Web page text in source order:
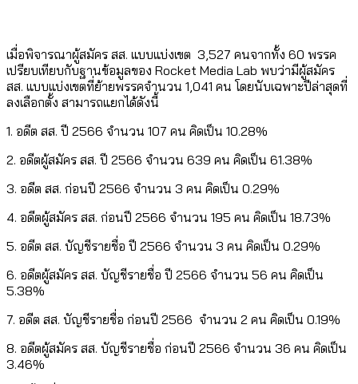
เมื่อพิจารณาผู้สมัคร สส. แบบแบ่งเขต 3,527 คนจากทั้ง 60 พรรค
เปรียบเทียบกับฐานข้อมูลของ Rocket Media Lab พบว่ามีผู้สมัคร
สส. แบบแบ่งเขตที่ย้ายพรรคจำนวน 1,041 คน โดยนับเฉพาะปีล่าสุดที่
ลงเลือกตั้ง สามารถแยกได้ดังนี้
1. อดีต สส. ปี 2566 จำนวน 107 คน คิดเป็น 10.28%
2. อดีตผู้สมัคร สส. ปี 2566 จำนวน 639 คน คิดเป็น 61.38%
3. อดีต สส. ก่อนปี 2566 จำนวน 3 คน คิดเป็น 0.29%
4. อดีตผู้สมัคร สส. ก่อนปี 2566 จำนวน 195 คน คิดเป็น 18.73%
5. อดีต สส. บัญชีรายชื่อ ปี 2566 จำนวน 3 คน คิดเป็น 0.29%
6. อดีตผู้สมัคร สส. บัญชีรายชื่อ ปี 2566 จำนวน 56 คน คิดเป็น
5.38%
7. อดีต สส. บัญชีรายชื่อ ก่อนปี 2566 จำนวน 2 คน คิดเป็น 0.19%
8. อดีตผู้สมัคร สส. บัญชีรายชื่อ ก่อนปี 2566 จำนวน 36 คน คิดเป็น
3.46%